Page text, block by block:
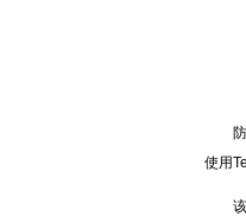
防止
使用
该系